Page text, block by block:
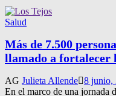
Salud
Más de 7.500
llamado a fortalecer
AG Julieta Allende 8 junio,
En el marco de una jornada